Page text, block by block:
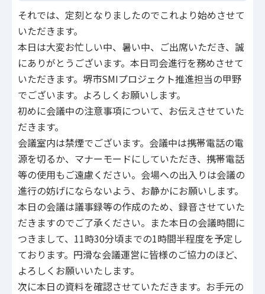
それでは、定刻となりましたのでこれより始めさせて
いただきます。
本日は大変お忙しい中、暑い中、ご出席いただき、誠
にありがとうございます。本日司会進行を務めさせて
いただきます。堺市SMIプロジェクト推進担当の甲野
でございます。よろしくお願いします。
初めに会議中の注意事項について、お伝えさせていた
だきます。
会議室内は禁煙でございます。会議中は携帯電話の電
源を切るか、マナーモードにしていただき、携帯電話
等の使用もご遠慮ください。会場への出入りは会議の
進行の妨げにならないよう、お静かにお願いします。
本日の会議は議事録等の作成のため、録音させていた
だきますのでご了承ください。また本日の会議時間に
つきまして、11時30分頃までの1時間半程度を予定し
ております。円滑な会議運営に皆様のご協力のほど、
よろしくお願いいたします。
次に本日の資料を確認させていただきます。お手元の